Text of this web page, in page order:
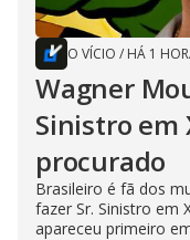
O VÍCIO / HÁ 1
Wagner
Sinistro em
procurado
Brasileiro é fã dos
fazer Sr. Sinistro em
apareceu primeiro